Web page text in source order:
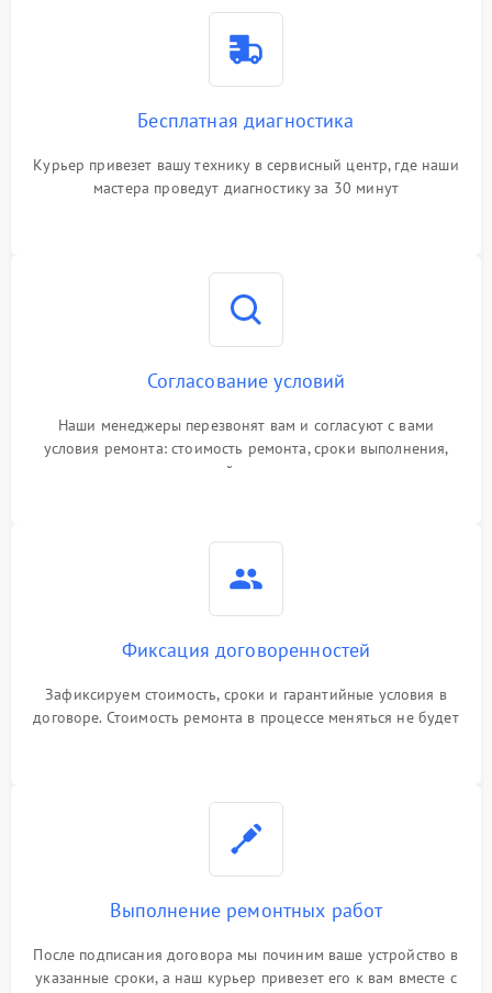
Бесплатная диагностика
Курьер привезет вашу технику в сервисный центр, где наши
мастера проведут диагностику за 30 минут
Согласование условий
Наши менеджеры перезвонят вам и согласуют с вами
условия ремонта: стоимость ремонта, сроки выполнения,
гарантийные условия
Фиксация договоренностей
Зафиксируем стоимость, сроки и гарантийные условия в
договоре. Стоимость ремонта в процессе меняться не будет
Выполнение ремонтных работ
После подписания договора мы починим ваше устройство в
указанные сроки, а наш курьер привезет его к вам вместе с